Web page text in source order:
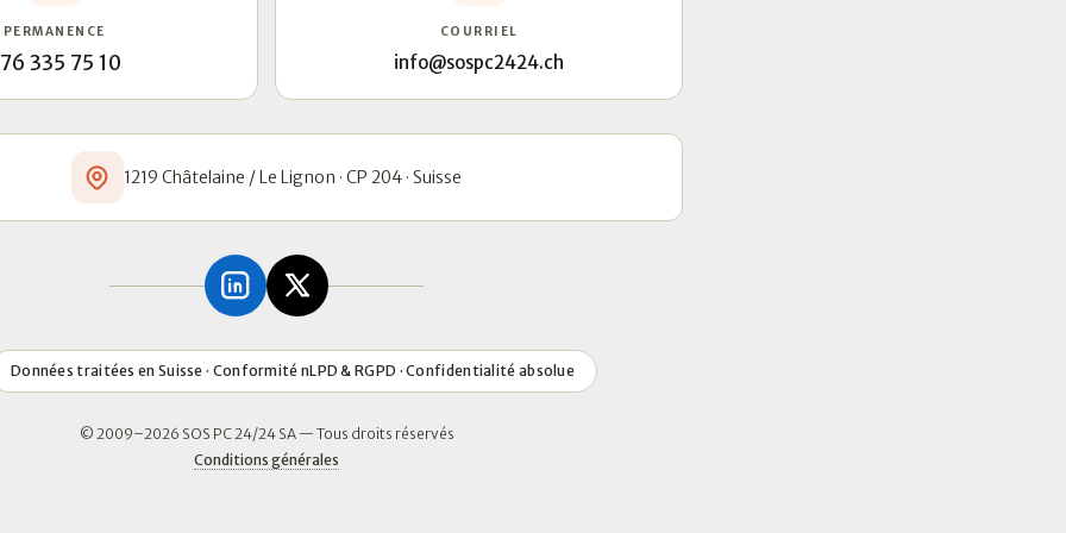
PERMANENCE
335 75 10
COURRIEL
info@sospc2424.ch
1219 Châtelaine / Le Lignon · CP 204 · Suisse
Données traitées en Suisse · Conformité nLPD & RGPD · Confidentialité absolue
© 2009–2026 SOS PC 24/24 SA — Tous droits réservés
Conditions générales